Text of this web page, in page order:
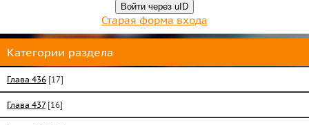
Войти через uID
Старая форма входа
Категории раздела
Глава 436 [17]
Глава 437 [16]